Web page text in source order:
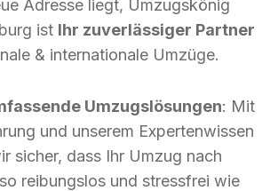
Adresse liegt, Umzugskönig
ist Ihr zuverlässiger Partner
& internationale Umzüge.
Umzugslösungen: Mit
und unserem Expertenwissen
sicher, dass Ihr Umzug nach
reibungslos und stressfrei wie